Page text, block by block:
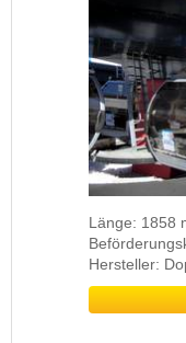
Länge: 1858
Hersteller: